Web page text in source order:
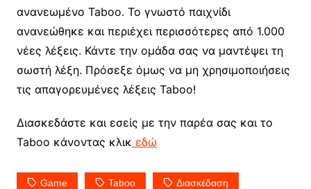
ανανεωμένο Taboo. Το γνωστό παιχνίδι
ανανεώθηκε και περιέχει περισσότερες από 1.000
νέες λέξεις. Κάντε την ομάδα σας να μαντέψει τη
σωστή λέξη. Πρόσεξε όμως να μη χρησιμοποιήσεις
τις απαγορευμένες λέξεις Taboo!
Διασκεδάστε και εσείς με την παρέα σας και το
Taboo κάνοντας κλικ εδώ
Game Taboo Διασκέδαση